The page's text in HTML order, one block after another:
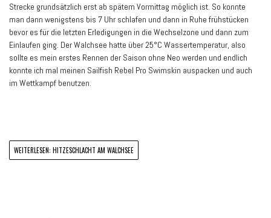
Strecke grundsätzlich erst ab spätem Vormittag möglich ist. So konnte
man dann wenigstens bis 7 Uhr schlafen und dann in Ruhe frühstücken
bevor es für die letzten Erledigungen in die Wechselzone und dann zum
Einlaufen ging. Der Walchsee hatte über 25°C Wassertemperatur, also
sollte es mein erstes Rennen der Saison ohne Neo werden und endlich
konnte ich mal meinen Sailfish Rebel Pro Swimskin auspacken und auch
im Wettkampf benutzen.
WEITERLESEN: HITZESCHLACHT AM WALCHSEE